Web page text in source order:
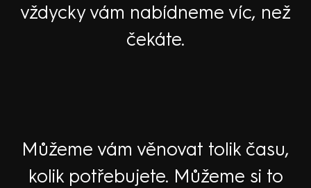
vždycky vám nabídneme víc, než
čekáte.
Můžeme vám věnovat tolik času,
kolik potřebujete. Můžeme si to